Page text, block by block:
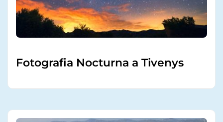
Fotografia Nocturna a Tivenys